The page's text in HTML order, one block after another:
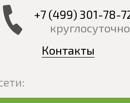
+7 (499) 301-78-
Контакты